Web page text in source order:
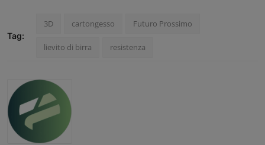
Tag:
3D cartongesso Futuro Prossimo
lievito di birra resistenza